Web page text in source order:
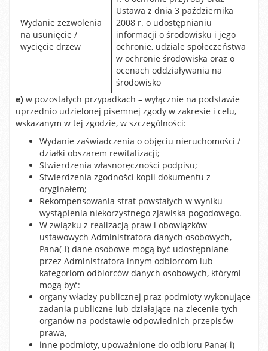
Wydanie zezwolenia
na usunięcie /
wycięcie drzew
Ustawa z dnia 3 października
2008 r. o udostępnianiu
informacji o środowisku i jego
ochronie, udziale społeczeństwa
w ochronie środowiska oraz o
ocenach oddziaływania na
środowisko
e) w pozostałych przypadkach – wyłącznie na podstawie
uprzednio udzielonej pisemnej zgody w zakresie i celu,
wskazanym w tej zgodzie, w szczególności:
Wydanie zaświadczenia o objęciu nieruchomości /
działki obszarem rewitalizacji;
Stwierdzenia własnoręczności podpisu;
Stwierdzenia zgodności kopii dokumentu z
oryginałem;
Rekompensowania strat powstałych w wyniku
wystąpienia niekorzystnego zjawiska pogodowego.
W związku z realizacją praw i obowiązków
ustawowych Administratora danych osobowych,
Pana(-i) dane osobowe mogą być udostępniane
przez Administratora innym odbiorcom lub
kategoriom odbiorców danych osobowych, którymi
mogą być:
organy władzy publicznej praz podmioty wykonujące
zadania publiczne lub działające na zlecenie tych
organów na podstawie odpowiednich przepisów
prawa,
inne podmioty, upoważnione do odbioru Pana(-i)